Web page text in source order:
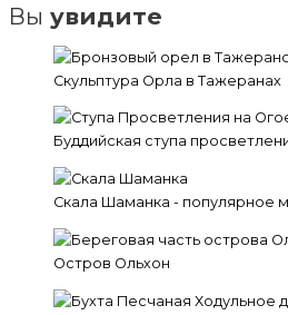
Вы увидите
Скульптура Орла в Тажеранах
Буддийская ступа
Скала Шаманка - популярное
Остров Ольхон